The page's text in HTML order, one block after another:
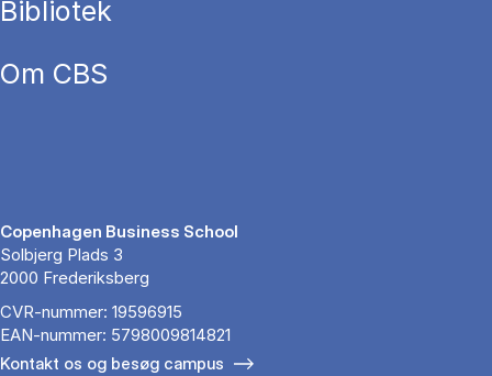
Bibliotek
Om CBS
Copenhagen Business School
Solbjerg Plads 3
2000 Frederiksberg
CVR-nummer: 19596915
EAN-nummer: 5798009814821
Kontakt os og besøg campus